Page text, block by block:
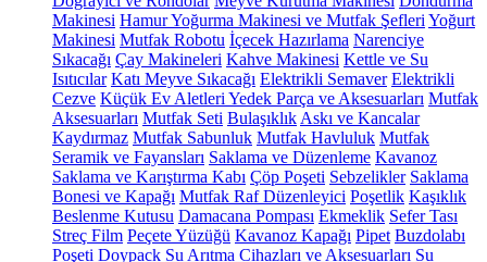
Makinesi Hamur Yoğurma Makinesi ve Mutfak Şefleri Yoğurt
Makinesi Mutfak Robotu İçecek Hazırlama Narenciye
Sıkacağı Çay Makineleri Kahve Makinesi Kettle ve Su
Isıtıcılar Katı Meyve Sıkacağı Elektrikli Semaver Elektrikli
Cezve Küçük Ev Aletleri Yedek Parça ve Aksesuarları Mutfak
Aksesuarları Mutfak Seti Bulaşıklık Askı ve Kancalar
Kaydırmaz Mutfak Sabunluk Mutfak Havluluk Mutfak
Seramik ve Fayansları Saklama ve Düzenleme Kavanoz
Saklama ve Karıştırma Kabı Çöp Poşeti Sebzelikler Saklama
Bonesi ve Kapağı Mutfak Raf Düzenleyici Poşetlik Kaşıklık
Beslenme Kutusu Damacana Pompası Ekmeklik Sefer Tası
Streç Film Peçete Yüzüğü Kavanoz Kapağı Pipet Buzdolabı
Poşeti Doypack Su Arıtma Cihazları ve Aksesuarları Su